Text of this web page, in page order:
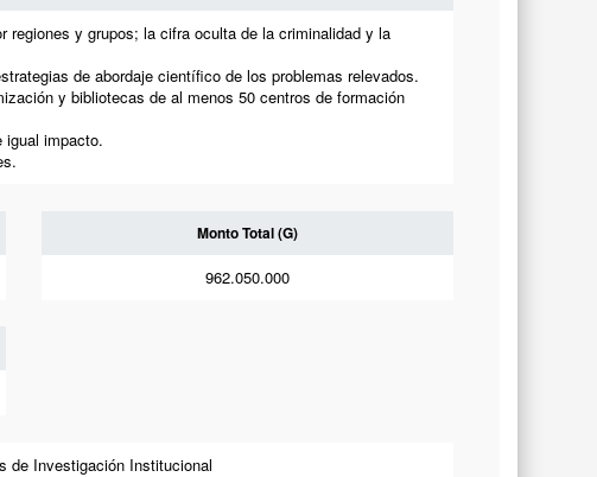
y grupos; la cifra oculta de la criminalidad y la
de abordaje científico de los problemas relevados.
y bibliotecas de al menos 50 centros de formación
igual impacto.
Monto Total (G)
962.050.000
de Investigación Institucional